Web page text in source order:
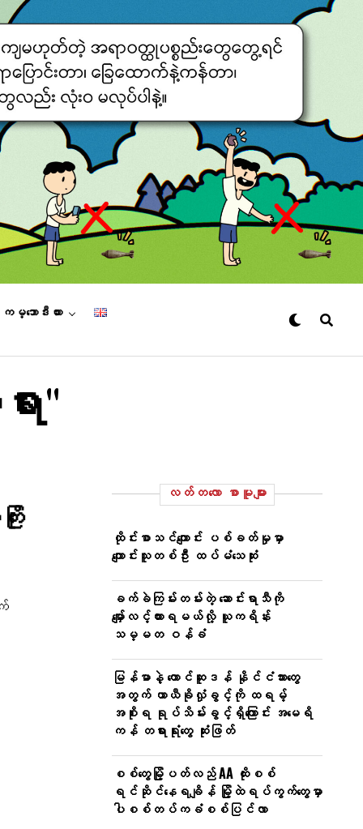
မ္ဘောဒီးယား
း"
း
လတ်တ‌လော စာမူများ
ထိုင်းစာသင်ကျောင်း ပစ်ခတ်မှုမှာ
ကျောင်းသူတစ်ဦး ထပ်မံသေဆုံး
ခက်ခဲကြမ်းတမ်းတဲ့ ဆောင်းရာသီကို
မျှော်လင့်ထားရမယ်လို့ ယူကရိန်း
သမ္မတ ဝန်ခံ
မြန်မာနဲ့ တောင်ဆူဒန် နိုင်ငံသားတွေ
အတွက် ယာယီခိုလှုံခွင့်ကို ထရမ့်
အစိုးရ ရုပ်သိမ်းခွင့်ရှိကြောင်း အမေရိ
ကန် တရားရုံးတွေ ဆုံးဖြတ်
စစ်တွေမြို့ပတ်လည် AA ထိုးစစ်
ရင်ဆိုင်နေရချိန် မြို့ထဲရပ်ကွက်တွေမှာ
ပါစစ်တပ်ကခံစစ်ပြင်လာ